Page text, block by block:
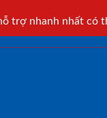
trợ nhanh nhất có